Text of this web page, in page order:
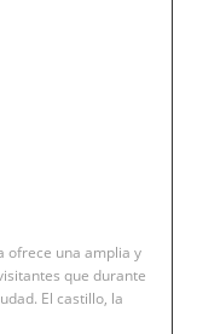
ofrece una amplia y
que durante
El castillo, la